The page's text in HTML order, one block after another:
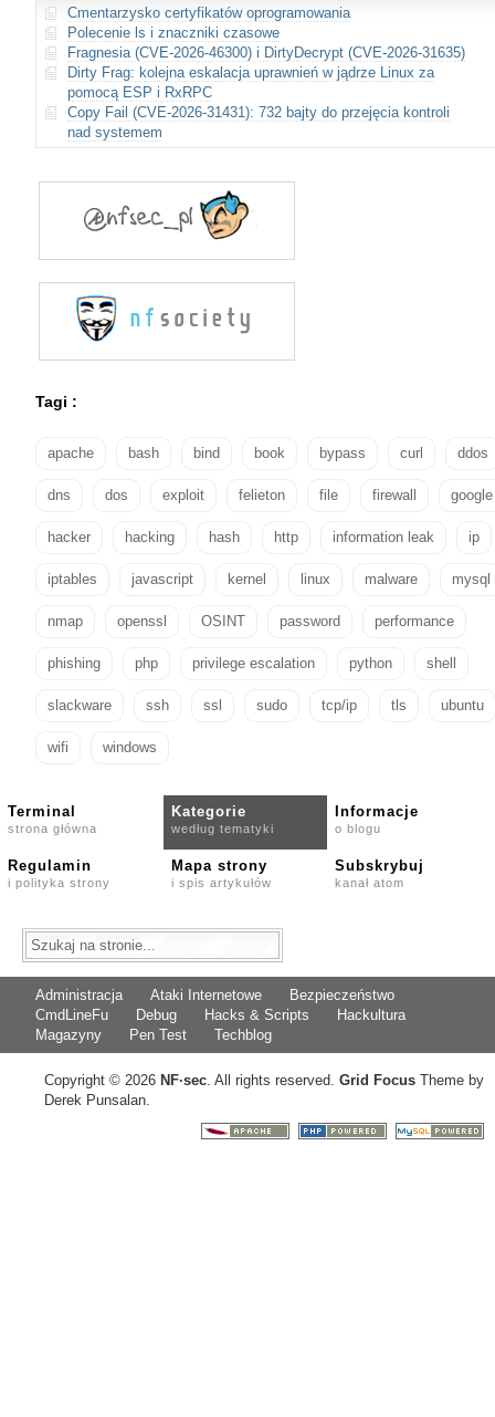
Cmentarzysko certyfikatów oprogramowania
Polecenie ls i znaczniki czasowe
Fragnesia (CVE-2026-46300) i DirtyDecrypt (CVE-2026-31635)
Dirty Frag: kolejna eskalacja uprawnień w jądrze Linux za
pomocą ESP i RxRPC
Copy Fail (CVE-2026-31431): 732 bajty do przejęcia kontroli
nad systemem
Tagi :
apache bash bind book bypass curl ddos
dns dos exploit felieton file firewall google
hacker hacking hash http information leak ip
iptables javascript kernel linux malware mysql
nmap openssl OSINT password performance
phishing php privilege escalation python shell
slackware ssh ssl sudo tcp/ip tls ubuntu
wifi windows
Terminal
strona główna
Kategorie
według tematyki
Informacje
o blogu
Regulamin
i polityka strony
Mapa strony
i spis artykułów
Subskrybuj
kanał atom
Administracja Ataki Internetowe
Bezpieczeństwo
CmdLineFu
Debug Hacks & Scripts
Hackultura
Magazyny
Pen Test Techblog
Copyright © 2026 NF·sec. All rights reserved. Grid Focus Theme by
Derek Punsalan.